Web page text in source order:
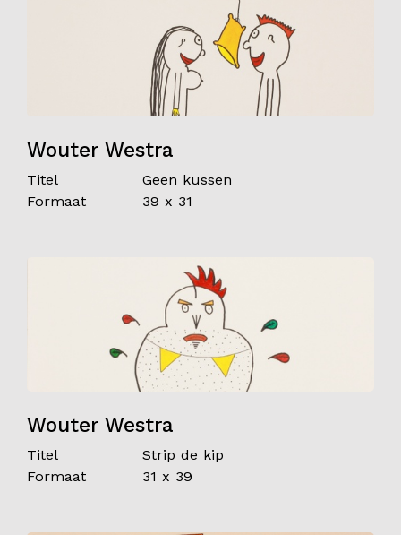
Wouter Westra
Titel
Geen kussen
Formaat
39 x 31
Wouter Westra
Titel
Strip de kip
Formaat
31 x 39